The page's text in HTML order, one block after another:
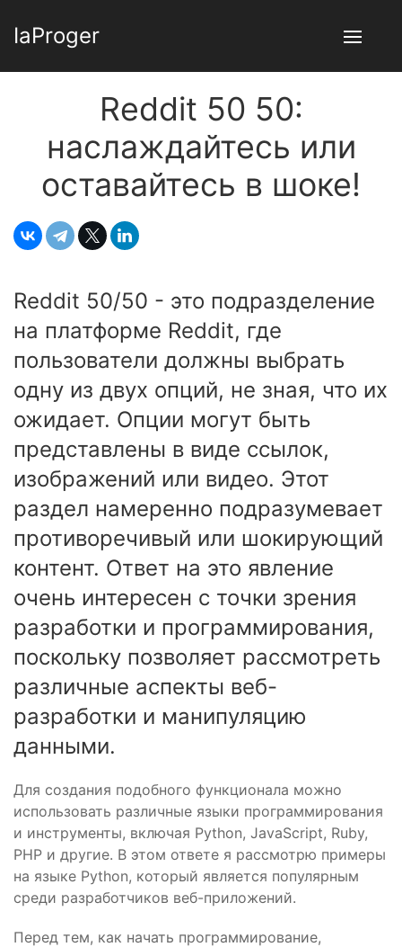
IaProger
Reddit 50 50:
наслаждайтесь или
оставайтесь в шоке!
Reddit 50/50 - это подразделение
на платформе Reddit, где
пользователи должны выбрать
одну из двух опций, не зная, что их
ожидает. Опции могут быть
представлены в виде ссылок,
изображений или видео. Этот
раздел намеренно подразумевает
противоречивый или шокирующий
контент. Ответ на это явление
очень интересен с точки зрения
разработки и программирования,
поскольку позволяет рассмотреть
различные аспекты веб-
разработки и манипуляцию
данными.
Для создания подобного функционала можно
использовать различные языки программирования
и инструменты, включая Python, JavaScript, Ruby,
PHP и другие. В этом ответе я рассмотрю примеры
на языке Python, который является популярным
среди разработчиков веб-приложений.
Перед тем, как начать программирование,